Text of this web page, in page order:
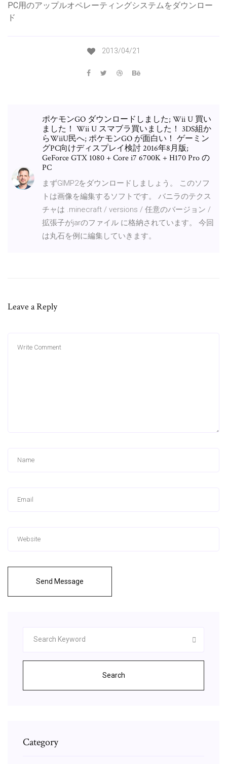
PC用のアップルオペレーティングシステムをダウンロー
ド
2013/04/21
ポケモンGO ダウンロードしました; Wii U 買い
ました！ Wii U スマブラ買いました！ 3DS組か
らWiiU民へ; ポケモンGO が面白い！ ゲーミン
グPC向けディスプレイ検討 2016年8月版;
GeForce GTX 1080 + Core i7 6700K + H170 Pro の
PC
まずGIMP2をダウンロードしましょう。 このソフ
トは画像を編集するソフトです。 バニラのテクス
チャは .minecraft / versions / 任意のバージョン /
拡張子がjarのファイル に格納されています。 今回
は丸石を例に編集していきます。
Leave a Reply
Send Message
Search
Category